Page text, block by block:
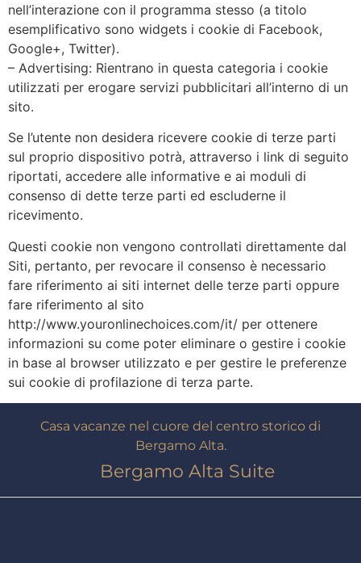
nell’interazione con il programma stesso (a titolo
esemplificativo sono widgets i cookie di Facebook,
Google+, Twitter).
– Advertising: Rientrano in questa categoria i cookie
utilizzati per erogare servizi pubblicitari all’interno di un
sito.
Se l’utente non desidera ricevere cookie di terze parti
sul proprio dispositivo potrà, attraverso i link di seguito
riportati, accedere alle informative e ai moduli di
consenso di dette terze parti ed escluderne il
ricevimento.
Questi cookie non vengono controllati direttamente dal
Siti, pertanto, per revocare il consenso è necessario
fare riferimento ai siti internet delle terze parti oppure
fare riferimento al sito
http://www.youronlinechoices.com/it/ per ottenere
informazioni su come poter eliminare o gestire i cookie
in base al browser utilizzato e per gestire le preferenze
sui cookie di profilazione di terza parte.
Casa vacanze nel cuore del centro storico di
Bergamo Alta.
Bergamo Alta Suite